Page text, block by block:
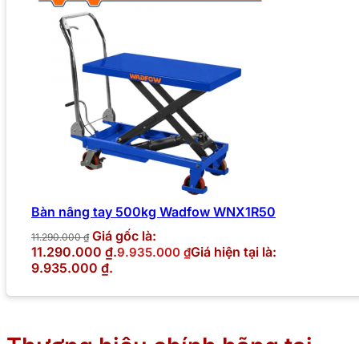
Bàn nâng tay 500kg Wadfow WNX1R50
11.290.000₫ Giá gốc là:
11.290.000 ₫.9.935.000 ₫Giá hiện tại là:
9.935.000 ₫.